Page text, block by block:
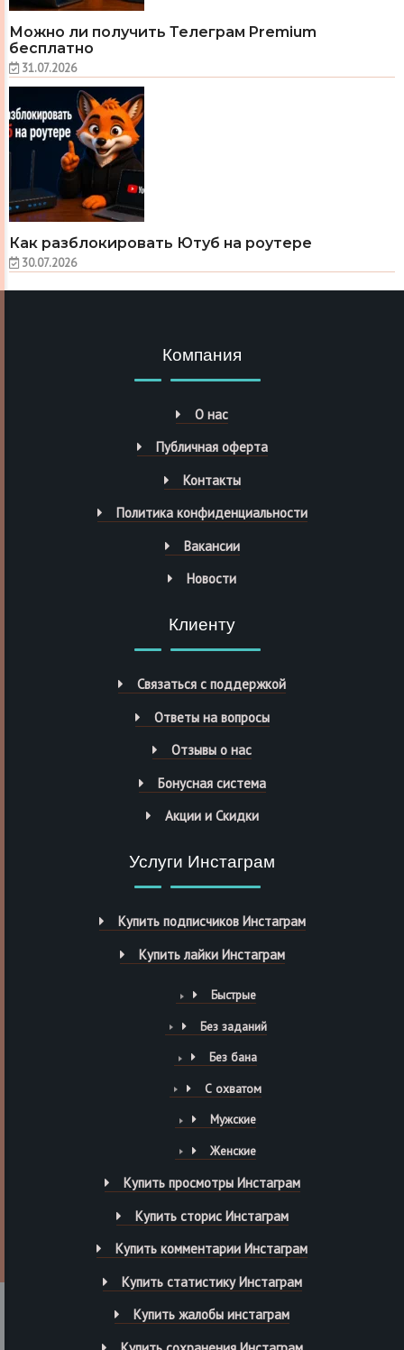
Можно ли получить Телеграм Premium
бесплатно
31.07.2026
Как разблокировать Ютуб на роутере
30.07.2026
Компания
О нас
Публичная оферта
Контакты
Политика конфиденциальности
Вакансии
Новости
Клиенту
Связаться с поддержкой
Ответы на вопросы
Отзывы о нас
Бонусная система
Акции и Скидки
Услуги Инстаграм
Купить подписчиков Инстаграм
Купить лайки Инстаграм
Быстрые
Без заданий
Без бана
С охватом
Мужские
Женские
Купить просмотры Инстаграм
Купить сторис Инстаграм
Купить комментарии Инстаграм
Купить статистику Инстаграм
Купить жалобы инстаграм